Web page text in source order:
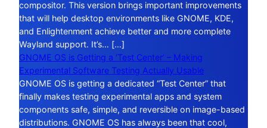
compositor. This version brings important improvements
that will help desktop environments like GNOME, KDE,
and Enlightenment achieve better and more complete
Wayland support. It’s… […]
GNOME OS is Getting a ‘Test Center’ – Making
Experimental Software Testing Actually Usable
GNOME OS is getting a dedicated “Test Center” that
finally makes testing experimental apps and system
components safe, simple, and reversible on image-based
distributions. GNOME OS has always been that cool,